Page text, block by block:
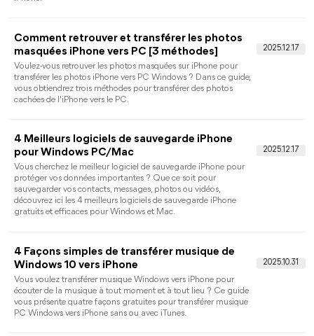
vers PC ? Voici comment faire !
Vous ne pouvez pas transférer des vidéos de votre iPhone vers
Windows 10/11 ? Lisez ce guide pour savoir pourquoi
impossible de transférer les vidéos iPhone vers PC et comment
résoudre ce problème.
Impossible de terminer le transfert des
données sur iPhone 17/16
Lorsque vous transférez toutes les données vers le nouvel
iPhone avec le démarrage rapide, vous pouvez rencontrer le
message d'erruer indiquant qu'il est impossible de terminer le
meilleure façon d'effectuer le transfert de données.
[4 méthodes] Comment transférer les photos
iPhone vers Lenovo